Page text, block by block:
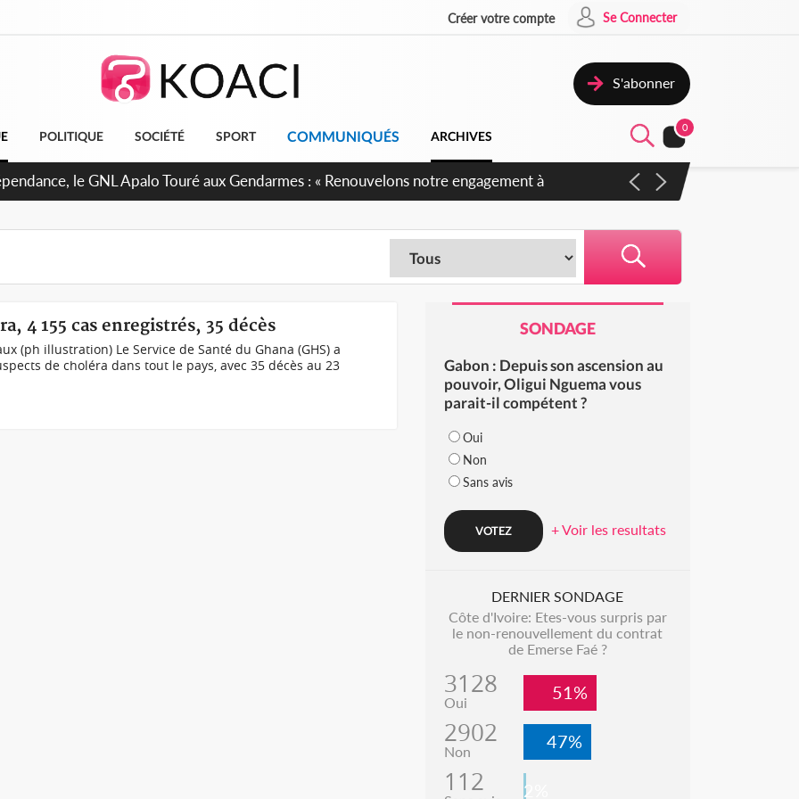
Créer votre compte Se Connecter
S'abonner
POLITIQUE SOCIÉTÉ SPORT COMMUNIQUÉS ARCHIVES
0
le GNL Apalo Touré aux Gendarmes : « Renouvelons notre engagement à
4 155 cas enregistrés, 35 décès
(ph illustration) Le Service de Santé du Ghana (GHS) a
de choléra dans tout le pays, avec 35 décès au 23
SONDAGE
Gabon : Depuis son ascension au
pouvoir, Oligui Nguema vous
parait-il compétent ?
Oui
Non
Sans avis
+ Voir les resultats
DERNIER SONDAGE
Côte d'Ivoire: Etes-vous surpris par
le non-renouvellement du contrat
de Emerse Faé ?
3128
Oui 51%
2902
Non 47%
112 2%